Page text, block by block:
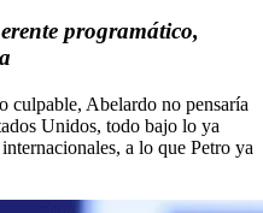
programático,
culpable, Abelardo no pensaría
Unidos, todo bajo lo ya
a lo que Petro ya